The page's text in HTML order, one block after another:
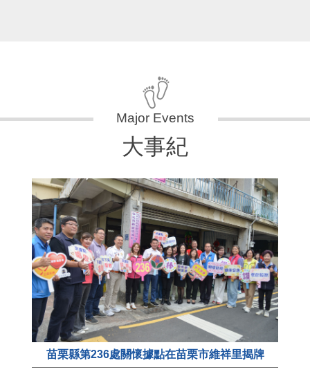
大事紀
苗栗縣第236處關懷據點在苗栗市維祥里揭牌